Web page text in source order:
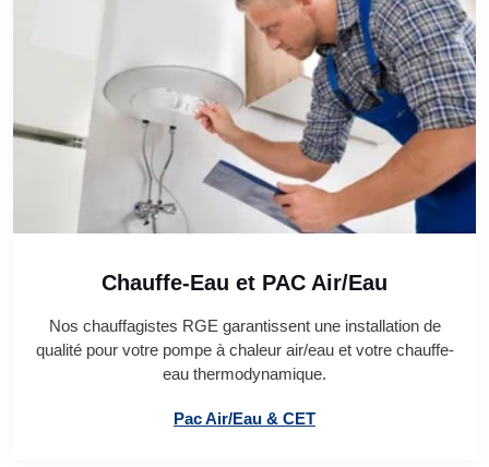
Chauffe-Eau et PAC Air/Eau
Nos chauffagistes RGE garantissent une installation de
qualité pour votre pompe à chaleur air/eau et votre chauffe-
eau thermodynamique.
Pac Air/Eau & CET